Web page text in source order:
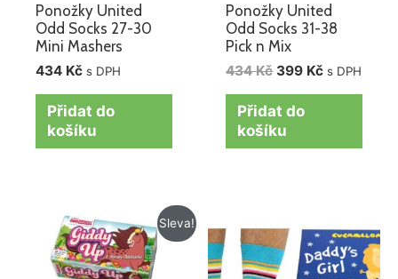
Ponožky United
Odd Socks 27-30
Mini Mashers
434 Kč s DPH
Přidat do
košíku
Ponožky United
Odd Socks 31-38
Pick n Mix
434Kč 399 Kč s DPH
Přidat do
košíku
Sleva!
Původní
cena
byla:
434 Kč.
Aktuální
cena
je:
369 Kč.